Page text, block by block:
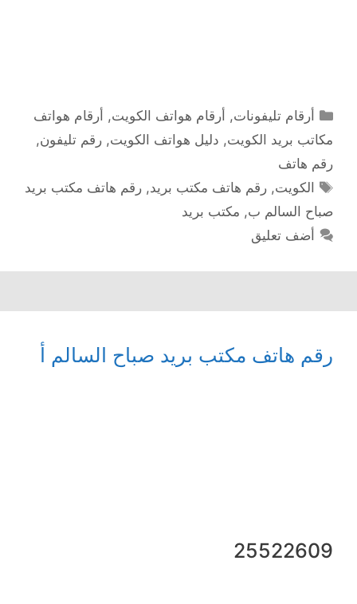
التصنيفات
أرقام تليفونات, أرقام هواتف الكويت, أرقام هواتف
مكاتب بريد الكويت, دليل هواتف الكويت, رقم تليفون,
رقم هاتف
الوسوم
الكويت,رقم هاتف مكتب بريد,رقم هاتف مكتب بريد
صباح السالم ب, مكتب بريد
أضف تعليق
رقم هاتف مكتب بريد صباح السالم أ
25522609